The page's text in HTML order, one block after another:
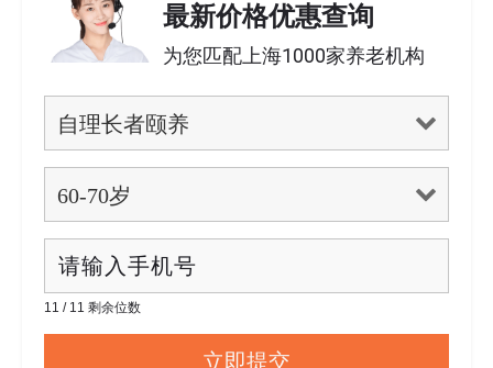
最新价格优惠查询
为您匹配上海1000家养老机构
11 / 11 剩余位数